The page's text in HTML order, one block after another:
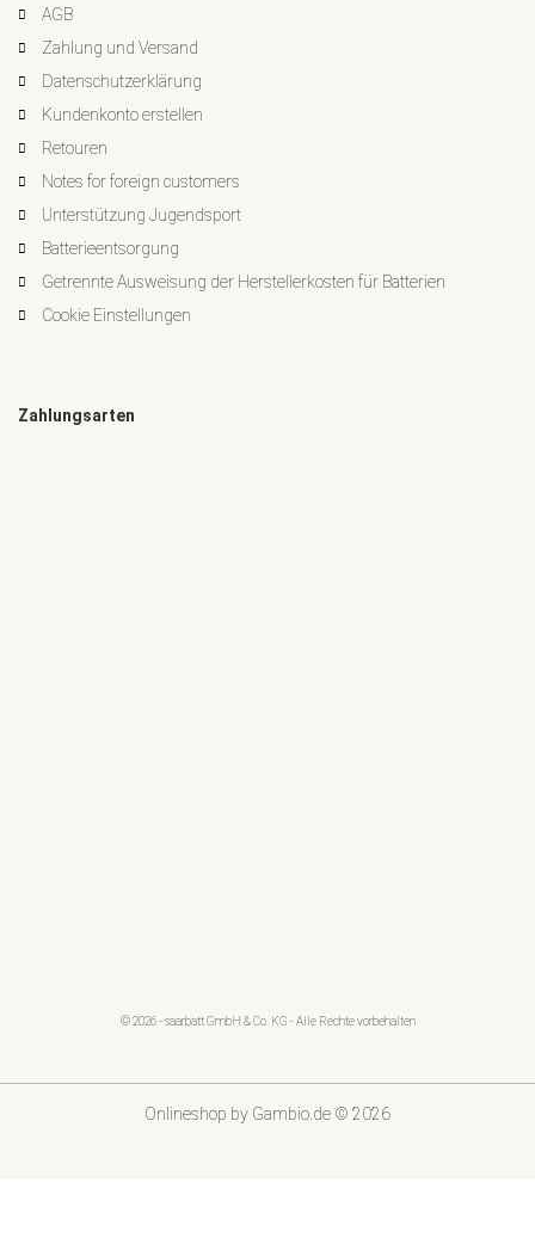
AGB
Zahlung und Versand
Datenschutzerklärung
Kundenkonto erstellen
Retouren
Notes for foreign customers
Unterstützung Jugendsport
Batterieentsorgung
Getrennte Ausweisung der Herstellerkosten für Batterien
Cookie Einstellungen
Zahlungsarten
© 2026 - saarbatt GmbH & Co. KG - Alle Rechte vorbehalten
Onlineshop by Gambio.de © 2026